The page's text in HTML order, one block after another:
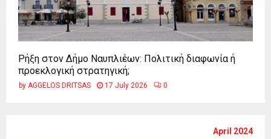
Ρήξη στον Δήμο Ναυπλιέων: Πολιτική διαφωνία ή
προεκλογική στρατηγική;
by AGGELOS DRITSAS 17 July 2026 0
April 2024